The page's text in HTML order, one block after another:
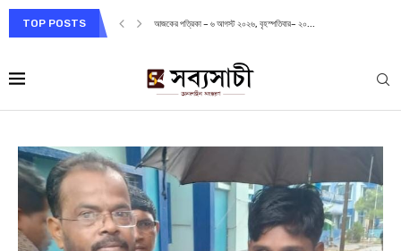
TOP POSTS আজকের পত্রিকা – ৬ আগস্ট ২০২৬, বৃহস্পতিবার– ২০...